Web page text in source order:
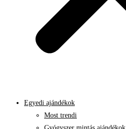
Egyedi ajándékok
Most trendi